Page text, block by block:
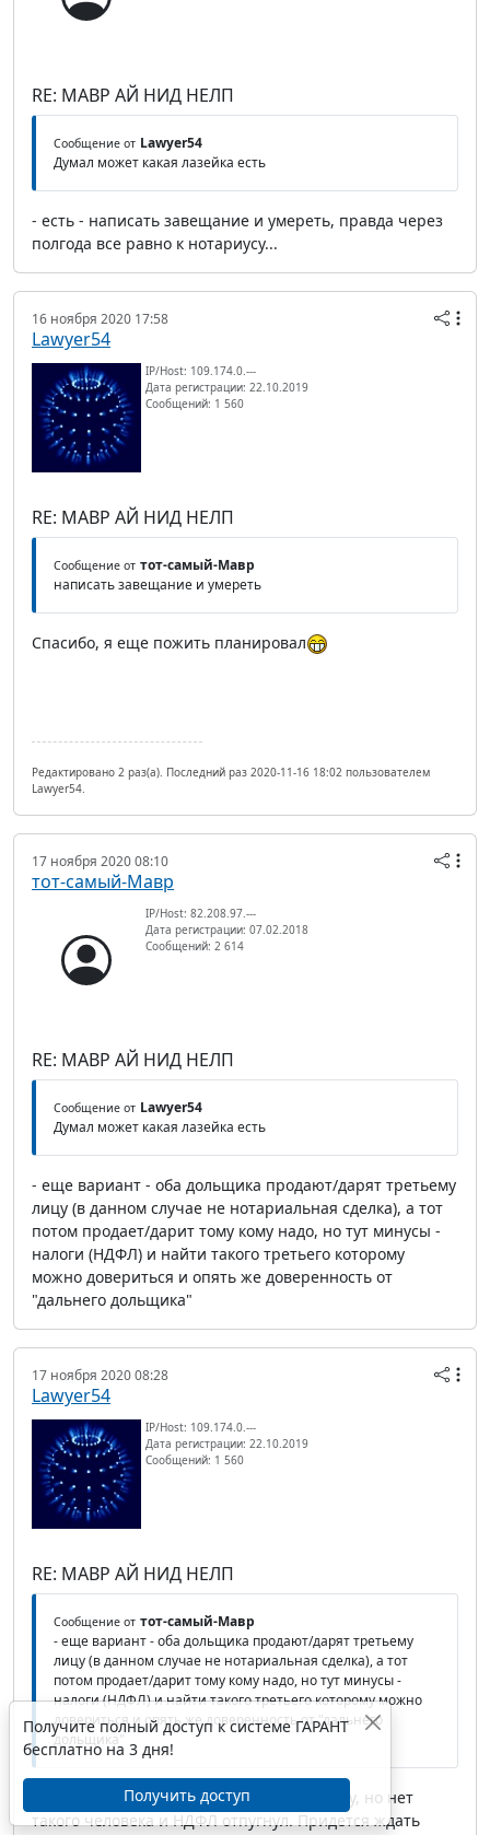
RE: МАВР АЙ НИД НЕЛП
Сообщение от Lawyer54
Думал может какая лазейка есть
- есть - написать завещание и умереть, правда через
полгода все равно к нотариусу...
16 ноября 2020 17:58
Lawyer54
IP/Host: 109.174.0.---
Дата регистрации: 22.10.2019
Сообщений: 1 560
RE: МАВР АЙ НИД НЕЛП
Сообщение от тот-самый-Мавр
написать завещание и умереть
Спасибо, я еще пожить планировал
Редактировано 2 раз(а). Последний раз 2020-11-16 18:02 пользователем
Lawyer54.
17 ноября 2020 08:10
тот-самый-Мавр
IP/Host: 82.208.97.---
Дата регистрации: 07.02.2018
Сообщений: 2 614
RE: МАВР АЙ НИД НЕЛП
Сообщение от Lawyer54
Думал может какая лазейка есть
- еще вариант - оба дольщика продают/дарят третьему
лицу (в данном случае не нотариальная сделка), а тот
потом продает/дарит тому кому надо, но тут минусы -
налоги (НДФЛ) и найти такого третьего которому
можно довериться и опять же доверенность от
"дальнего дольщика"
17 ноября 2020 08:28
Lawyer54
IP/Host: 109.174.0.---
Дата регистрации: 22.10.2019
Сообщений: 1 560
RE: МАВР АЙ НИД НЕЛП
Сообщение от тот-самый-Мавр
- еще вариант - оба дольщика продают/дарят третьему
лицу (в данном случае не нотариальная сделка), а тот
потом продает/дарит тому кому надо, но тут минусы -
налоги (НДФЛ) и найти такого третьего которому можно
довериться и опять же доверенность от "дальнего
дольщика"
Да, такой вариант тоже приходил в голову, но нет
такого человека и НДФЛ отпугнул. Придется ждать
Получите полный доступ к системе ГАРАНТ
бесплатно на 3 дня!
Получить доступ